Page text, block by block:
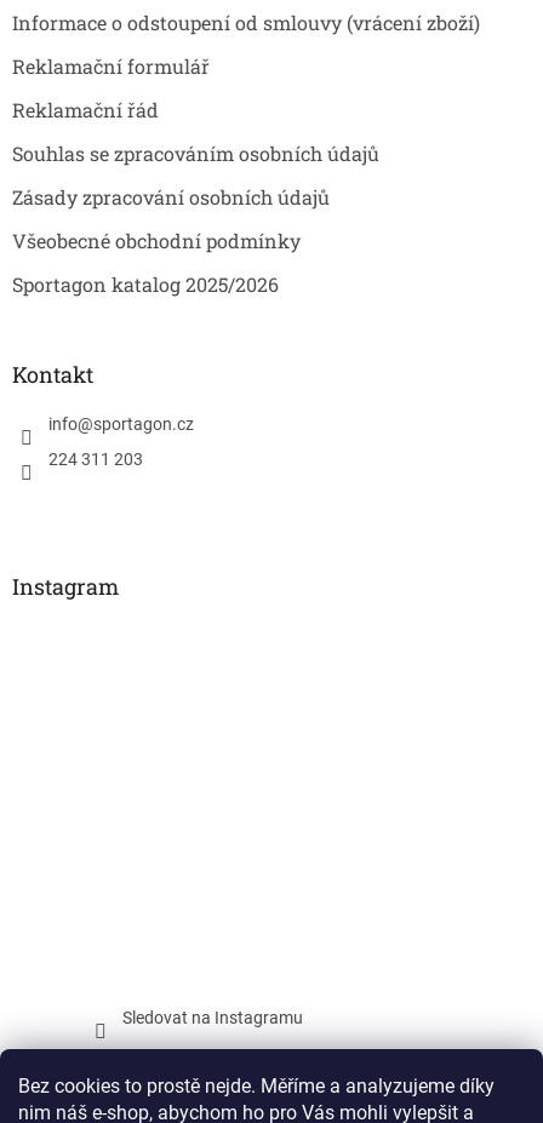
Bez cookies to prostě nejde. Měříme a analyzujeme díky
nim náš e-shop, abychom ho pro Vás mohli vylepšit a
Informace o odstoupení od smlouvy (vrácení zboží)
Reklamační formulář
Reklamační řád
Souhlas se zpracováním osobních údajů
Zásady zpracování osobních údajů
Všeobecné obchodní podmínky
Sportagon katalog 2025/2026
Kontakt
info@sportagon.cz
224 311 203
Instagram
Sledovat na Instagramu
Facebook